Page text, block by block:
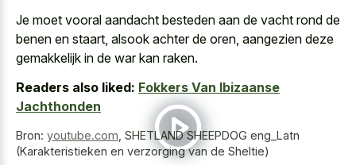
Je moet vooral aandacht besteden aan de vacht rond de
benen en staart, alsook achter de oren, aangezien deze
gemakkelijk in de war kan raken.
Readers also liked: Fokkers Van Ibizaanse
Jachthonden
Bron: youtube.com SHETLAND SHEEPDOG eng_Latn
(Karakteristieken en verzorging van de Sheltie)